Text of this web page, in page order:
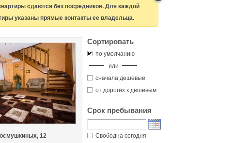
сдаются без посредников. Для каждой
указаны прямые контакты ее владельца.
Сортировать
по умолчанию
или
сначала дешевые
от дорогих к дешевым
Срок пребывания
Свободна сегодня
12